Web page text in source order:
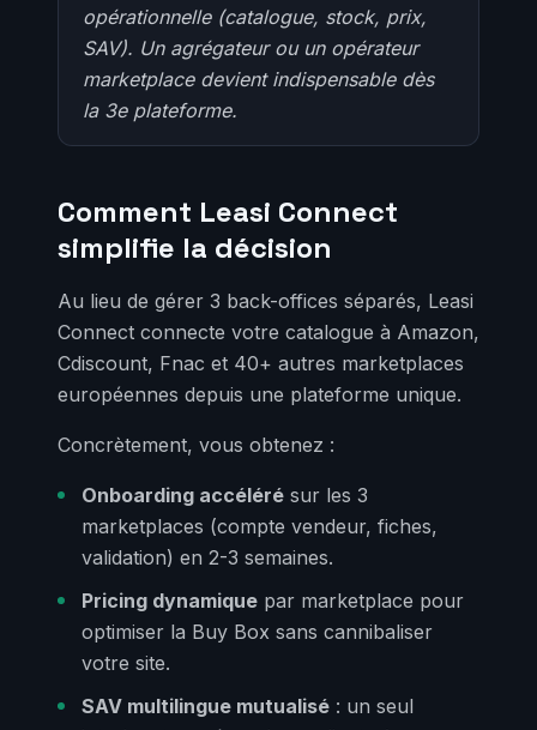
opérationnelle (catalogue, stock, prix,
SAV). Un agrégateur ou un opérateur
marketplace devient indispensable dès
la 3e plateforme.
Comment Leasi Connect
simplifie la décision
Au lieu de gérer 3 back-offices séparés, Leasi
Connect connecte votre catalogue à Amazon,
Cdiscount, Fnac et 40+ autres marketplaces
européennes depuis une plateforme unique.
Concrètement, vous obtenez :
Onboarding accéléré sur les 3
marketplaces (compte vendeur, fiches,
validation) en 2-3 semaines.
Pricing dynamique par marketplace pour
optimiser la Buy Box sans cannibaliser
votre site.
SAV multilingue mutualisé : un seul